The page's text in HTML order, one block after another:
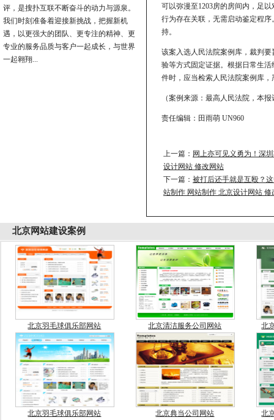
评，是搜扑互联不断奋斗的动力与源泉。
我们时刻准备着迎接新挑战，把握新机
遇，以更强大的团队、更专注的精神、更
专业的服务品质与客户一起成长，与世界
一起翱翔...
可以弥漫至1203房的房间内，足
行为存在关联，无需启动鉴定程
持。
该案入选人民法院案例库，裁判
验等方式固定证据。根据日常生
件时，应当检索人民法院案例库
（案例来源：最高人民法院，本
责任编辑：田雨萌 UN960
上一篇： 网上亦可见义勇为！深
设计网站 修改网站
下一篇： 被打后还手就是互殴？
站制作 网站制作 北京设计网站 修
北京网站建设案例
北京羽毛球俱乐部网站 北京清洁服务公司网站 北
北京羽毛球俱乐部网站 北京典当公司网站 北